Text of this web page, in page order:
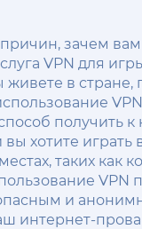
причин, зачем
VPN для
в стране,
получить к
хотите играть
таких как
VPN
и
интернет-